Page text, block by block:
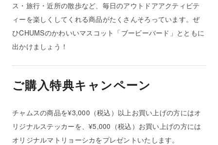
ス・旅行・近所の散歩など、毎日のアウトドアアクティビテ
ィーを楽しくしてくれる商品がたくさんそろっています。ぜ
ひCHUMSのかわいいマスコット「ブービーバード」とともに
出かけましょう！
ご購入特典キャンペーン
チャムスの商品を¥3,000（税込）以上お買い上げの方にはオ
リジナルステッカーを、¥5,000（税込）お買い上げの方には
オリジナルマトリョーシカをプレゼントいたします。